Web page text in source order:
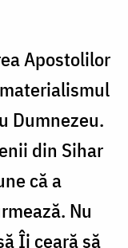
Apostolilor
Dumnezeu.
din Sihar
că a
Nu
Îi ceară să